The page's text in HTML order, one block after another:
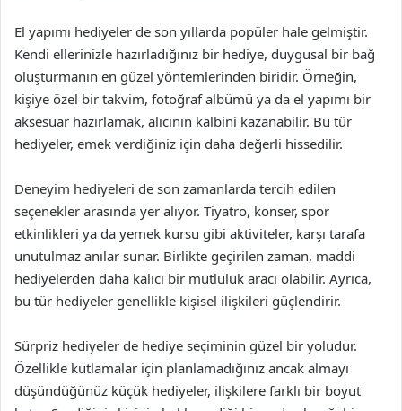
El yapımı hediyeler de son yıllarda popüler hale gelmiştir.
Kendi ellerinizle hazırladığınız bir hediye, duygusal bir bağ
oluşturmanın en güzel yöntemlerinden biridir. Örneğin,
kişiye özel bir takvim, fotoğraf albümü ya da el yapımı bir
aksesuar hazırlamak, alıcının kalbini kazanabilir. Bu tür
hediyeler, emek verdiğiniz için daha değerli hissedilir.
Deneyim hediyeleri de son zamanlarda tercih edilen
seçenekler arasında yer alıyor. Tiyatro, konser, spor
etkinlikleri ya da yemek kursu gibi aktiviteler, karşı tarafa
unutulmaz anılar sunar. Birlikte geçirilen zaman, maddi
hediyelerden daha kalıcı bir mutluluk aracı olabilir. Ayrıca,
bu tür hediyeler genellikle kişisel ilişkileri güçlendirir.
Sürpriz hediyeler de hediye seçiminin güzel bir yoludur.
Özellikle kutlamalar için planlamadığınız ancak almayı
düşündüğünüz küçük hediyeler, ilişkilere farklı bir boyut